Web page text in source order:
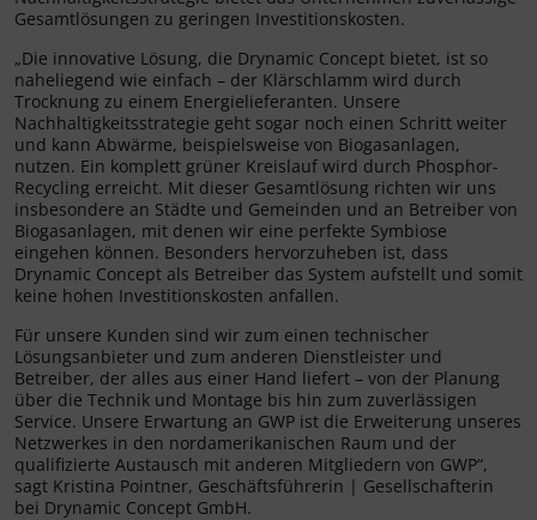
Gesamtlösungen zu geringen Investitionskosten.
„Die innovative Lösung, die Drynamic Concept bietet, ist so
naheliegend wie einfach – der Klärschlamm wird durch
Trocknung zu einem Energielieferanten. Unsere
Nachhaltigkeitsstrategie geht sogar noch einen Schritt weiter
und kann Abwärme, beispielsweise von Biogasanlagen,
nutzen. Ein komplett grüner Kreislauf wird durch Phosphor-
Recycling erreicht. Mit dieser Gesamtlösung richten wir uns
insbesondere an Städte und Gemeinden und an Betreiber von
Biogasanlagen, mit denen wir eine perfekte Symbiose
eingehen können. Besonders hervorzuheben ist, dass
Drynamic Concept als Betreiber das System aufstellt und somit
keine hohen Investitionskosten anfallen.
Für unsere Kunden sind wir zum einen technischer
Lösungsanbieter und zum anderen Dienstleister und
Betreiber, der alles aus einer Hand liefert – von der Planung
über die Technik und Montage bis hin zum zuverlässigen
Service. Unsere Erwartung an GWP ist die Erweiterung unseres
Netzwerkes in den nordamerikanischen Raum und der
qualifizierte Austausch mit anderen Mitgliedern von GWP“,
sagt Kristina Pointner, Geschäftsführerin | Gesellschafterin
bei Drynamic Concept GmbH.